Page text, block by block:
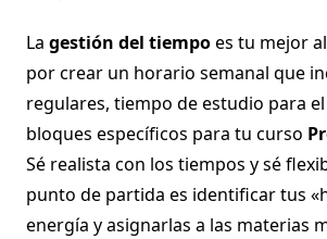
La gestión del tiempoes tu mejor
por crear un horario semanal que
regulares, tiempo de estudio para
bloques específicos para tu curso
Sé realista con los tiempos y sé
punto de partida es identificar tus
energía y asignarlas a las materias